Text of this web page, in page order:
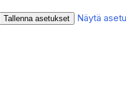
Tallenna asetukset
Näytä